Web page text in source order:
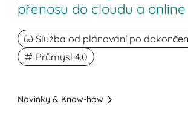
přenosu do cloudu a
Služba od plánování po
Průmysl 4.0
Novinky & Know-how